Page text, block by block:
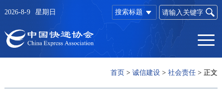
搜索标题
2026-8-9 星期日
首页 >诚信建设 >社会责任 > 正文